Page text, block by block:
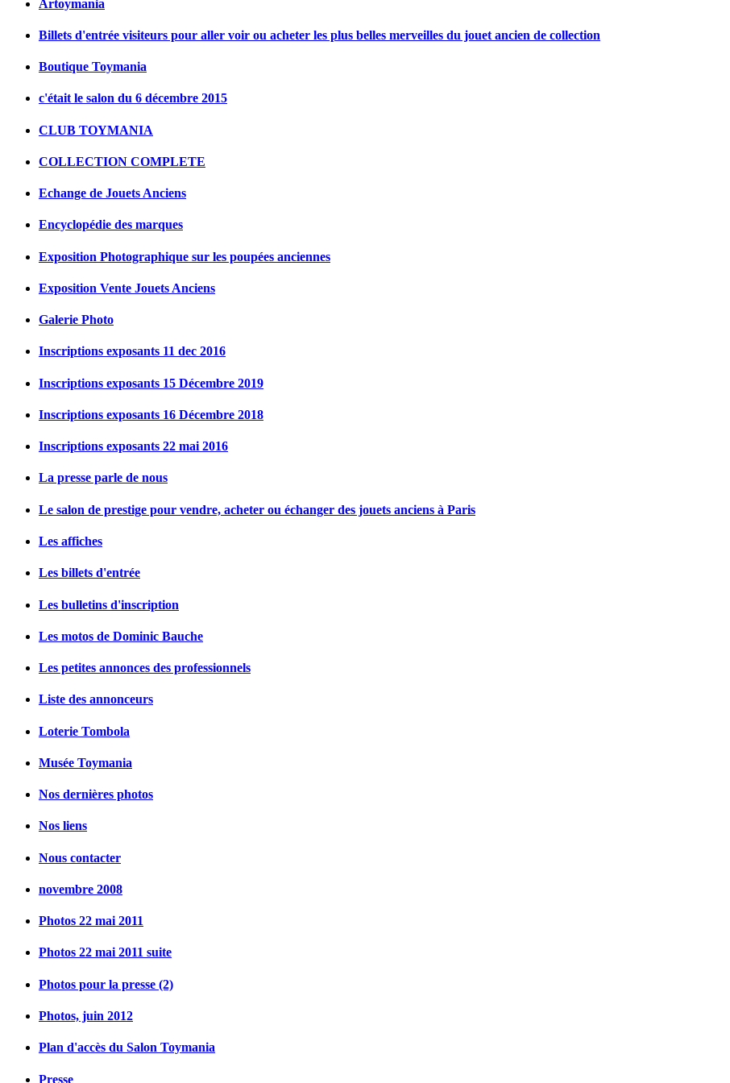
Artoymania
Billets d'entrée visiteurs pour aller voir ou acheter les plus belles merveilles du jouet ancien de collection
Boutique Toymania
c'était le salon du 6 décembre 2015
CLUB TOYMANIA
COLLECTION COMPLETE
Echange de Jouets Anciens
Encyclopédie des marques
Exposition Photographique sur les poupées anciennes
Exposition Vente Jouets Anciens
Galerie Photo
Inscriptions exposants 11 dec 2016
Inscriptions exposants 15 Décembre 2019
Inscriptions exposants 16 Décembre 2018
Inscriptions exposants 22 mai 2016
La presse parle de nous
Le salon de prestige pour vendre, acheter ou échanger des jouets anciens à Paris
Les affiches
Les billets d'entrée
Les bulletins d'inscription
Les motos de Dominic Bauche
Les petites annonces des professionnels
Liste des annonceurs
Loterie Tombola
Musée Toymania
Nos dernières photos
Nos liens
Nous contacter
novembre 2008
Photos 22 mai 2011
Photos 22 mai 2011 suite
Photos pour la presse (2)
Photos, juin 2012
Plan d'accès du Salon Toymania
Presse